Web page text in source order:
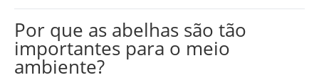
Por que as abelhas são tão
importantes para o meio
ambiente?